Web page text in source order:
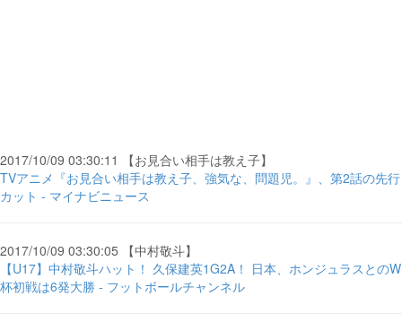
2017/10/09 03:30:11 【お見合い相手は教え子】
TVアニメ『お見合い相手は教え子、強気な、問題児。』、第2話の先行
カット - マイナビニュース
2017/10/09 03:30:05 【中村敬斗】
【U17】中村敬斗ハット！ 久保建英1G2A！ 日本、ホンジュラスとのW
杯初戦は6発大勝 - フットボールチャンネル